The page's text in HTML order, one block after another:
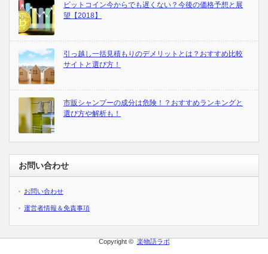
ビットコイン今からでも遅くない？今後の価格予想と展
望【2018】
引っ越し一括見積もりのデメリットとは？おすすめ比較
サイトと選び方！
市販シャンプーの成分は危険！？おすすめランキングと
選び方や解析も！
お問い合わせ
お問い合わせ
運営者情報＆免責事項
Copyright © 楽物語ラボ